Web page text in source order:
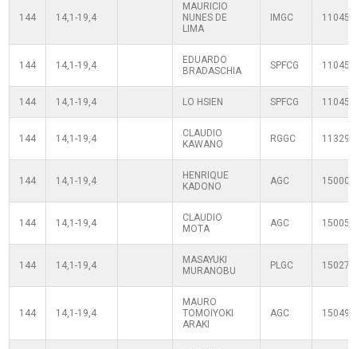
144 14,1-19,4
MAURICIO
NUNES DE
LIMA
IMGC
144 14,1-19,4
EDUARDO
BRADASCHIA
SPFCG
144 14,1-19,4 LO HSIEN SPFCG
144 14,1-19,4
CLAUDIO
KAWANO
RGGC
144 14,1-19,4
HENRIQUE
KADONO
AGC
144 14,1-19,4
CLAUDIO
MOTA
AGC
144 14,1-19,4
MASAYUKI
MURANOBU
PLGC
144 14,1-19,4
MAURO
TOMOIYOKI
ARAKI
AGC